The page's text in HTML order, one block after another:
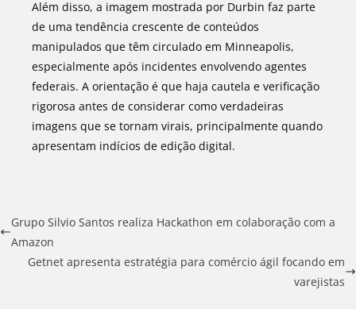
Além disso, a imagem mostrada por Durbin faz parte
de uma tendência crescente de conteúdos
manipulados que têm circulado em Minneapolis,
especialmente após incidentes envolvendo agentes
federais. A orientação é que haja cautela e verificação
rigorosa antes de considerar como verdadeiras
imagens que se tornam virais, principalmente quando
apresentam indícios de edição digital.
Grupo Silvio Santos realiza Hackathon em colaboração com a
Amazon
Getnet apresenta estratégia para comércio ágil focando em
varejistas